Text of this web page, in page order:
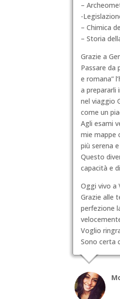
–
-
– Chimica
– Storia
Grazie a
Passare da
e romana”
a prepararli
nel viaggio
come un
Agli esami
mie mappe
più serena
Questo
capacità e
Oggi vivo a
Grazie alle
perfezione
Voglio
Sono certa